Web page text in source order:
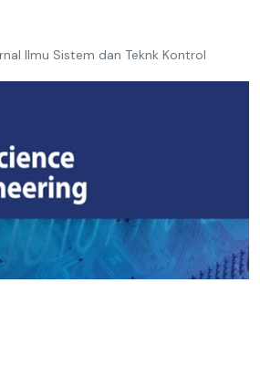
Ilmu Sistem dan Teknk Kontrol